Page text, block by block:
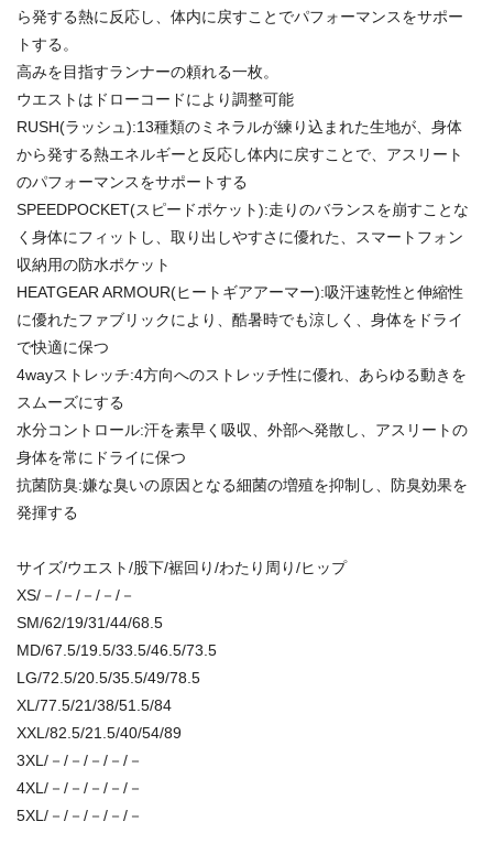
ら発する熱に反応し、体内に戻すことでパフォーマンスをサポー
トする。
高みを目指すランナーの頼れる一枚。
ウエストはドローコードにより調整可能
RUSH(ラッシュ):13種類のミネラルが練り込まれた生地が、身体
から発する熱エネルギーと反応し体内に戻すことで、アスリート
のパフォーマンスをサポートする
SPEEDPOCKET(スピードポケット):走りのバランスを崩すことな
く身体にフィットし、取り出しやすさに優れた、スマートフォン
収納用の防水ポケット
HEATGEAR ARMOUR(ヒートギアアーマー):吸汗速乾性と伸縮性
に優れたファブリックにより、酷暑時でも涼しく、身体をドライ
で快適に保つ
4wayストレッチ:4方向へのストレッチ性に優れ、あらゆる動きを
スムーズにする
水分コントロール:汗を素早く吸収、外部へ発散し、アスリートの
身体を常にドライに保つ
抗菌防臭:嫌な臭いの原因となる細菌の増殖を抑制し、防臭効果を
発揮する
サイズ/ウエスト/股下/裾回り/わたり周り/ヒップ
XS/－/－/－/－/－
SM/62/19/31/44/68.5
MD/67.5/19.5/33.5/46.5/73.5
LG/72.5/20.5/35.5/49/78.5
XL/77.5/21/38/51.5/84
XXL/82.5/21.5/40/54/89
3XL/－/－/－/－/－
4XL/－/－/－/－/－
5XL/－/－/－/－/－